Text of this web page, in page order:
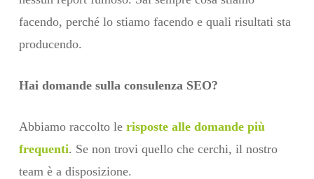
facendo, perché lo stiamo facendo e quali risultati sta
producendo.
Hai domande sulla consulenza SEO?
Abbiamo raccolto le risposte alle domande più
frequenti. Se non trovi quello che cerchi, il nostro
team è a disposizione.